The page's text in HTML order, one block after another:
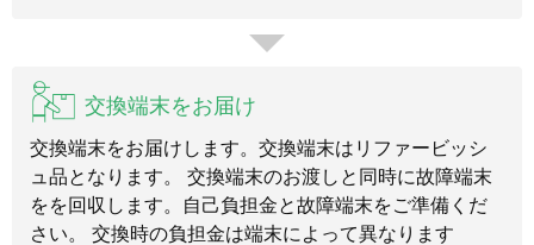
交換端末をお届け
交換端末をお届けします。交換端末はリファービッシ
ュ品となります。 交換端末のお渡しと同時に故障端末
をを回収します。自己負担金と故障端末をご準備くだ
さい。 交換時の負担金は端末によって異なります